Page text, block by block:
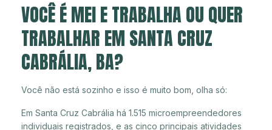
VOCÊ É MEI E TRABALHA OU QUER
TRABALHAR EM SANTA CRUZ
CABRÁLIA, BA?
Você não está sozinho e isso é muito bom, olha só:
Em Santa Cruz Cabrália há 1.515 microempreendedores
individuais registrados, e as cinco principais atividades